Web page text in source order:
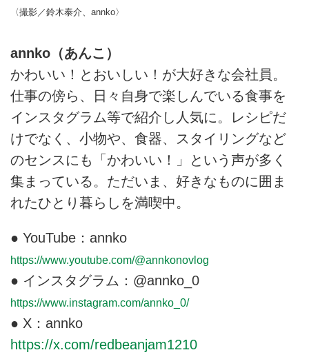
〈撮影／鈴木泰介、annko〉
annko（あんこ）
かわいい！とおいしい！が大好きな会社員。
仕事の傍ら、日々自身で楽しんでいる食事を
インスタグラム等で紹介し人気に。レシピだ
けでなく、小物や、食器、スタイリングなど
のセンスにも「かわいい！」という声が多く
集まっている。ただいま、好きなものに囲ま
れたひとり暮らしを満喫中。
● YouTube：annko
https://www.youtube.com/@annkonovlog
● インスタグラム：@annko_0
https://www.instagram.com/annko_0/
● X：annko
https://x.com/redbeanjam1210